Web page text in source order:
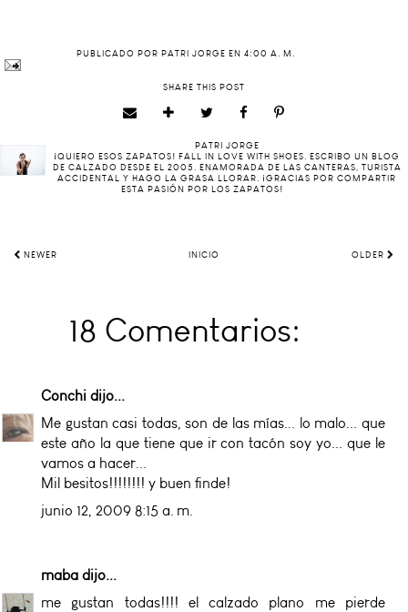
PUBLICADO POR PATRI JORGE EN 4:00 A. M.
SHARE THIS POST
PATRI JORGE
¡QUIERO ESOS ZAPATOS! FALL IN LOVE WITH SHOES. ESCRIBO UN BLOG
DE CALZADO DESDE EL 2005. ENAMORADA DE LAS CANTERAS, TURISTA
ACCIDENTAL Y HAGO LA GRASA LLORAR. ¡GRACIAS POR COMPARTIR
ESTA PASIÓN POR LOS ZAPATOS!
NEWER INICIO OLDER
18 Comentarios:
Conchi dijo...
Me gustan casi todas, son de las mías... lo malo... que
este año la que tiene que ir con tacón soy yo... que le
vamos a hacer...
Mil besitos!!!!!!!! y buen finde!
junio 12, 2009 8:15 a. m.
maba dijo...
me gustan todas!!!! el calzado plano me pierde